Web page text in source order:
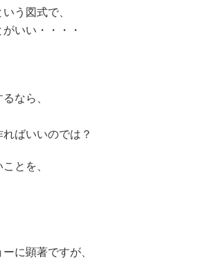
う図式で、
いい・・・・
なら、
ればいいのでは？
とを、
に顕著ですが、